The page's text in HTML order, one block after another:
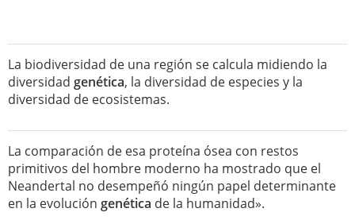
La biodiversidad de una región se calcula midiendo la
diversidad genética, la diversidad de especies y la
diversidad de ecosistemas.
La comparación de esa proteína ósea con restos
primitivos del hombre moderno ha mostrado que el
Neandertal no desempeñó ningún papel determinante
en la evolución genética de la humanidad».